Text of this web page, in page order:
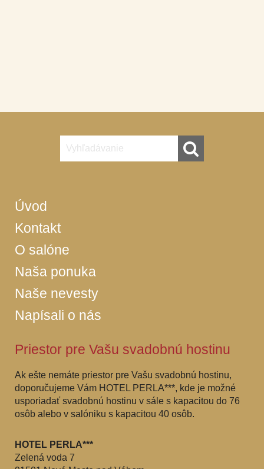
Úvod
Kontakt
O salóne
Naša ponuka
Naše nevesty
Napísali o nás
Priestor pre Vašu svadobnú hostinu
Ak ešte nemáte priestor pre Vašu svadobnú hostinu,
doporučujeme Vám HOTEL PERLA***, kde je možné
usporiadať svadobnú hostinu v sále s kapacitou do 76
osôb alebo v salóniku s kapacitou 40 osôb.
HOTEL PERLA***
Zelená voda 7